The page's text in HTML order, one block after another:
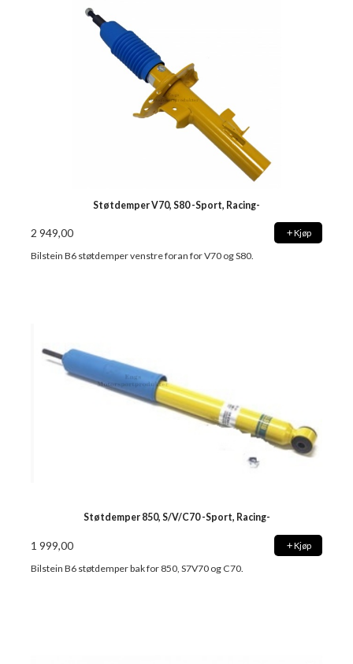
Støtdemper V70, S80 -Sport, Racing-
2 949,00 Kjøp
Bilstein B6 støtdemper venstre foran for V70 og S80.
Støtdemper 850, S/V/C70 -Sport, Racing-
1 999,00 Kjøp
Bilstein B6 støtdemper bak for 850, S7V70 og C70.